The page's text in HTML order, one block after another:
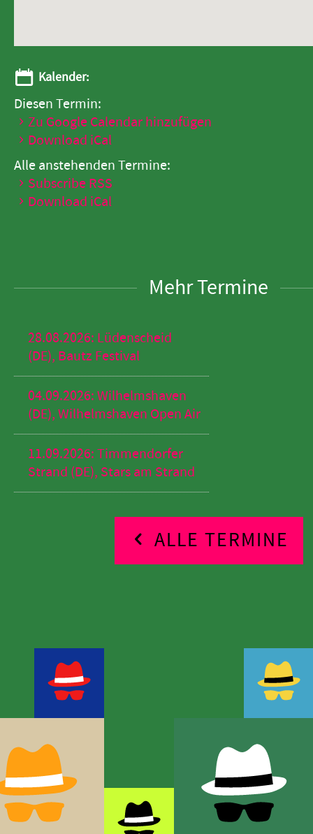
Kalender:
Diesen Termin:
Zu Google Calendar hinzufügen
Download iCal
Alle anstehenden Termine:
Subscribe RSS
Download iCal
Mehr Termine
28.08.2026: Lüdenscheid
(DE), Bautz Festival
04.09.2026: Wilhelmshaven
(DE), Wilhelmshaven Open Air
11.09.2026: Timmendorfer
Strand (DE), Stars am Strand
ALLE TERMINE